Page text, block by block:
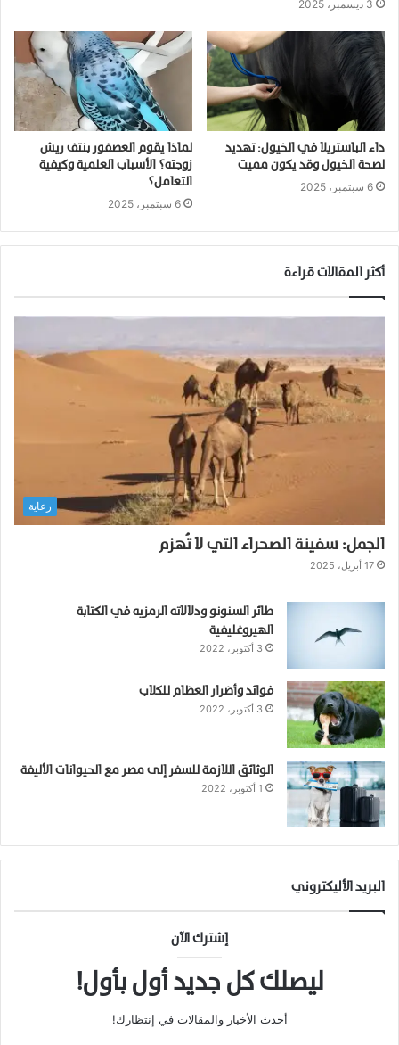
3 ديسمبر، 2025
داء الباستريلا في الخيول: تهديد
لصحة الخيول وقد يكون مميت
6 سبتمبر، 2025
لماذا يقوم العصفور بنتف ريش
زوجته؟ الأسباب العلمية وكيفية
التعامل؟
6 سبتمبر، 2025
أكثر المقالات قراءة
رعاية
الجمل: سفينة الصحراء التي لا تُهزم
17 أبريل، 2025
طائر السنونو ودلالاته الرمزيه في الكتابة
الهيروغليفية
3 أكتوبر، 2022
فوائد وأضرار العظام للكلاب
3 أكتوبر، 2022
الوثائق اللازمة للسفر إلى مصر مع الحيوانات الأليفة
1 أكتوبر، 2022
البريد الأليكتروني
إشترك الآن
ليصلك كل جديد أول بأول!
أحدث الأخبار والمقالات في إنتظارك!